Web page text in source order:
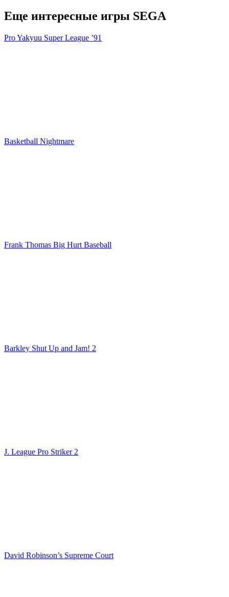
Еще интересные игры SEGA
Pro Yakyuu Super League ’91
Basketball Nightmare
Frank Thomas Big Hurt Baseball
Barkley Shut Up and Jam! 2
J. League Pro Striker 2
David Robinson’s Supreme Court